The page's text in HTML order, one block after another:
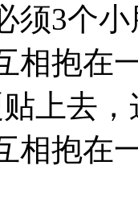
须3个
相抱在
上去
相抱在